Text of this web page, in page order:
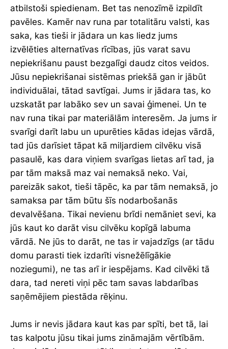
atbilstoši spiedienam. Bet tas nenozīmē izpildīt
pavēles. Kamēr nav runa par totalitāru valsti, kas
saka, kas tieši ir jādara un kas liedz jums
izvēlēties alternatīvas rīcības, jūs varat savu
nepiekrišanu paust bezgalīgi daudz citos veidos.
Jūsu nepiekrišanai sistēmas priekšā gan ir jābūt
individuālai, tātad savtīgai. Jums ir jādara tas, ko
uzskatāt par labāko sev un savai ģimenei. Un te
nav runa tikai par materiālām interesēm. Ja jums ir
svarīgi darīt labu un upurēties kādas idejas vārdā,
tad jūs darīsiet tāpat kā miljardiem cilvēku visā
pasaulē, kas dara viņiem svarīgas lietas arī tad, ja
par tām maksā maz vai nemaksā neko. Vai,
pareizāk sakot, tieši tāpēc, ka par tām nemaksā, jo
samaksa par tām būtu šīs nodarbošanās
devalvēšana. Tikai nevienu brīdi nemāniet sevi, ka
jūs kaut ko darāt visu cilvēku kopīgā labuma
vārdā. Ne jūs to darāt, ne tas ir vajadzīgs (ar tādu
domu parasti tiek izdarīti visnežēlīgākie
noziegumi), ne tas arī ir iespējams. Kad cilvēki tā
dara, tad nereti viņi pēc tam savas labdarības
saņēmējiem piestāda rēķinu.
Jums ir nevis jādara kaut kas par spīti, bet tā, lai
tas kalpotu jūsu tikai jums zināmajām vērtībām.